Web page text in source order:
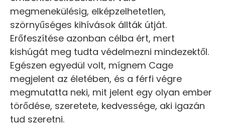
megmenekülésig, elképzelhetetlen,
szörnyűséges kihívások állták útját.
Erőfeszítése azonban célba ért, mert
kishúgát meg tudta védelmezni mindezektől.
Egészen egyedül volt, mígnem Cage
megjelent az életében, és a férfi végre
megmutatta neki, mit jelent egy olyan ember
törődése, szeretete, kedvessége, aki igazán
tud szeretni.